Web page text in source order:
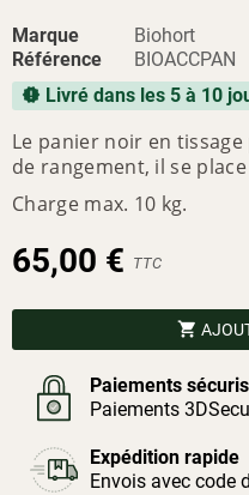
Marque
Biohort
Référence
BIOACCPAN
new_releases Livré dans les 5 à 10
Le panier noir en
de rangement, il se
Charge max. 10 kg.
65,00 € TTC
shopping_cart
Paiements
Paiements
Expédition rapide
Envois avec code